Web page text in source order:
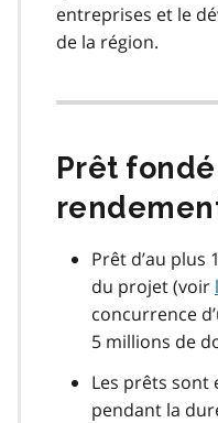
entreprises et le
de la région.
Prêt
Prêt d’au plus
du projet (voir
concurrence
5 millions de
Les prêts sont
pendant la